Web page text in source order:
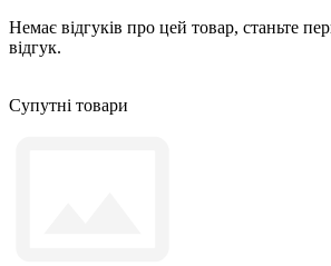
Немає відгуків про цей товар, станьте
відгук.
Супутні товари